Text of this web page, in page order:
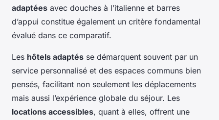
adaptées avec douches à l’italienne et barres
d’appui constitue également un critère fondamental
évalué dans ce comparatif.
Les hôtels adaptés se démarquent souvent par un
service personnalisé et des espaces communs bien
pensés, facilitant non seulement les déplacements
mais aussi l’expérience globale du séjour. Les
locations accessibles, quant à elles, offrent une